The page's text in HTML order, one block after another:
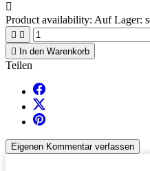

Product availability: Auf Lager:
 

In den Warenkorb
Teilen
Eigenen Kommentar verfassen